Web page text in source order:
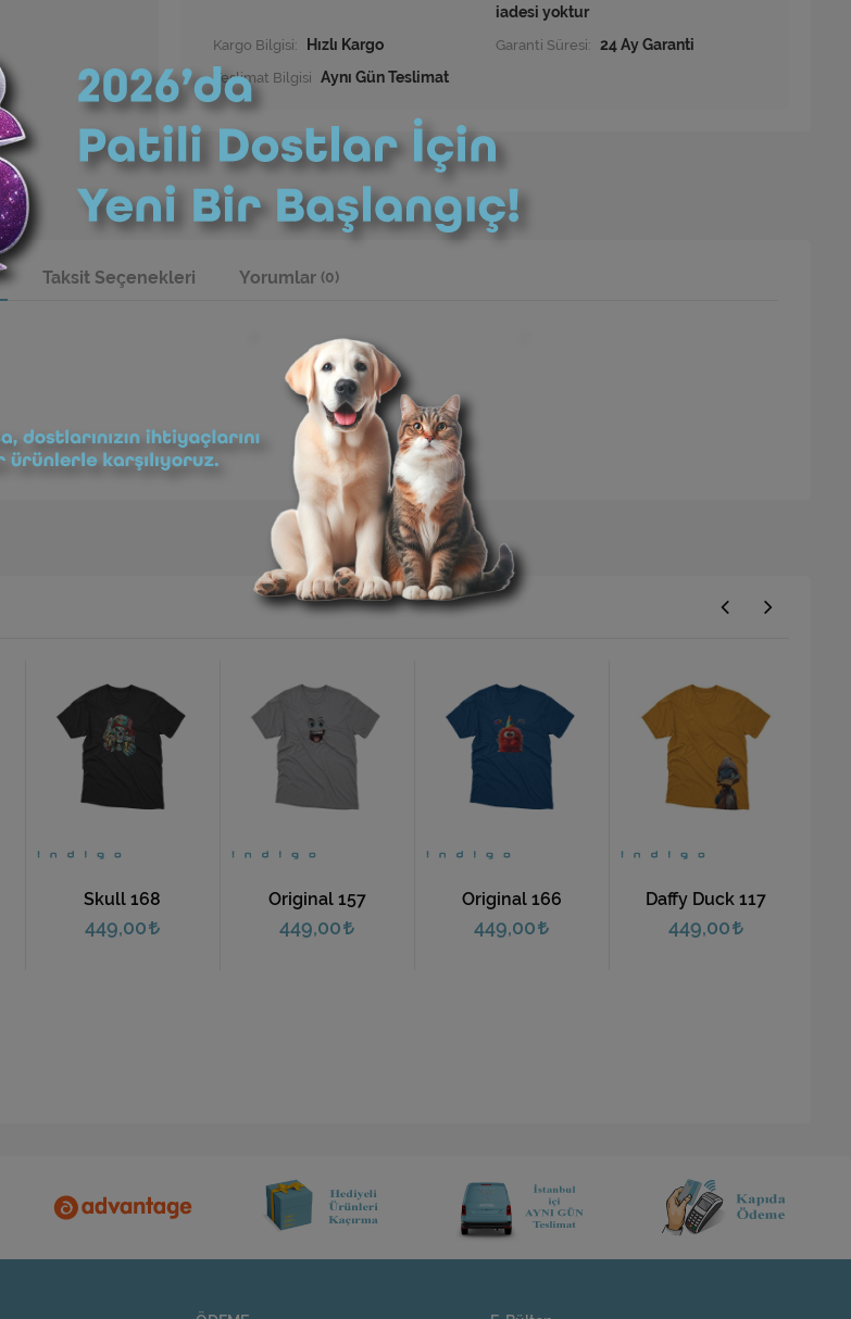
Kargo Bilgisi: Hızlı Kargo Garanti Süresi: 24 Ay Garanti
Teslimat Bilgisi Aynı Gün Teslimat
Taksit Seçenekleri Yorumlar (0)
Skull 168
449,00
Original 157
449,00
Original 166
449,00
Daffy Duck 117
449,00